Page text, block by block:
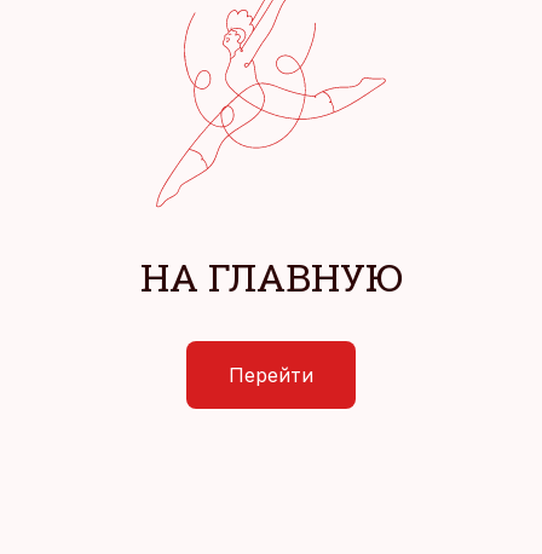
НА ГЛАВНУЮ
Перейти